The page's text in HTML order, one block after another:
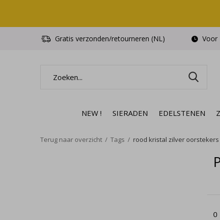
NEW ! SIERADEN EDELSTENEN
Gratis verzonden/retourneren (NL) Voor
Terug naar overzicht Tags rood kristal zilver oorstekers
0